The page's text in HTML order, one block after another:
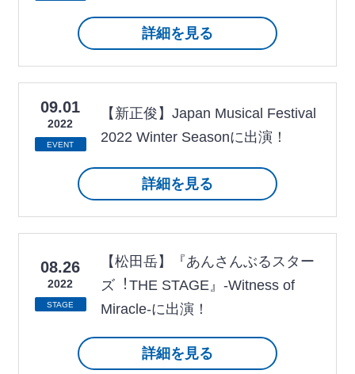
詳細を見る
09.01
2022
EVENT
【新正俊】Japan Musical Festival
2022 Winter Seasonに出演！
詳細を見る
08.26
2022
STAGE
【松田岳】『あんさんぶるスター
ズ︕THE STAGE』-Witness of
Miracle-に出演！
詳細を見る